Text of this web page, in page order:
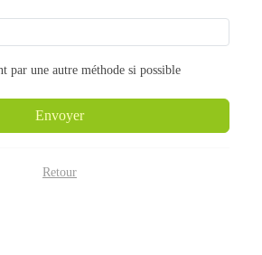
par une autre méthode si possible
Envoyer
Retour